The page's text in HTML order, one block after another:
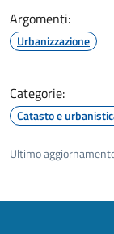
Argomenti:
Urbanizzazione
Categorie:
Catasto e
Ultimo